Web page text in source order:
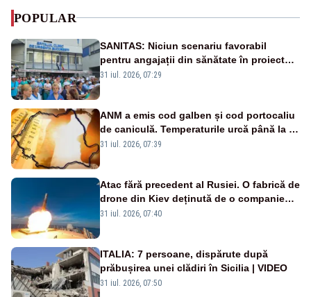
POPULAR
SANITAS: Niciun scenariu favorabil
pentru angajații din sănătate în proiectul
Legii salarizării
31 iul. 2026, 07:29
ANM a emis cod galben și cod portocaliu
de caniculă. Temperaturile urcă până la 38
de grade, iar nopțile devin tropicale
31 iul. 2026, 07:39
Atac fără precedent al Rusiei. O fabrică de
drone din Kiev deținută de o companie
americană, distrusă de o rachetă
31 iul. 2026, 07:40
ITALIA: 7 persoane, dispărute după
prăbușirea unei clădiri în Sicilia | VIDEO
31 iul. 2026, 07:50